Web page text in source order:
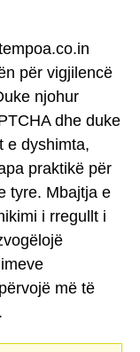
për vigjilencë
njohur
dhe duke
e dyshimta,
praktikë për
tyre. Mbajtja e
i rregullt i
më të